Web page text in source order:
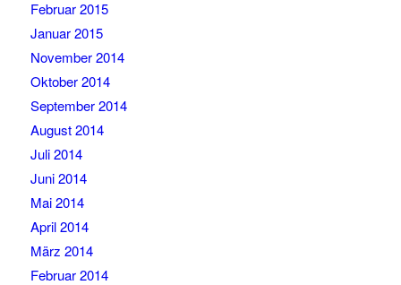
Februar 2015
Januar 2015
November 2014
Oktober 2014
September 2014
August 2014
Juli 2014
Juni 2014
Mai 2014
April 2014
März 2014
Februar 2014